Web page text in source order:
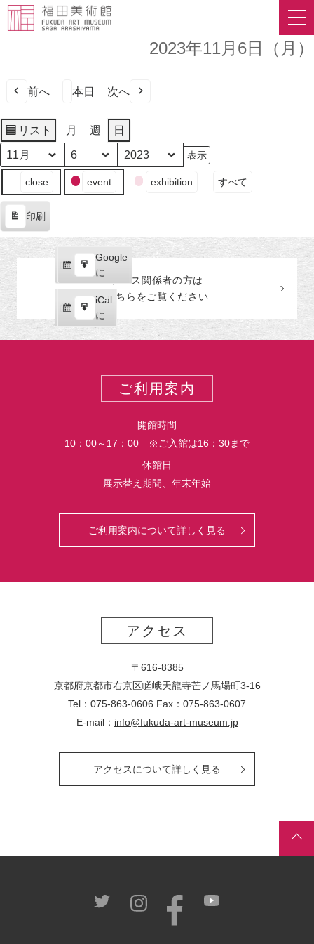
2023年11月6日（月）
前へ 本日 次へ
リスト
表
示
月 週 日
月
日
年
ン
の
カ
テ
ゴ
close event exhibition すべて
印刷
示
Google
で
購
読
iCal
で
購
読
Google
に
エ
ク
ス
ポ
iCal
に
エ
ク
プレス関係者の方は
こちらをご覧ください
ご利用案内
開館時間
10：00～17：00 ※ご入館は16：30まで
休館日
展示替え期間、年末年始
ご利用案内について詳しく見る
アクセス
〒616-8385
京都府京都市右京区嵯峨天龍寺芒ノ馬場町3-16
Tel：075-863-0606 Fax：075-863-0607
E-mail： info@fukuda-art-museum.jp
アクセスについて詳しく見る